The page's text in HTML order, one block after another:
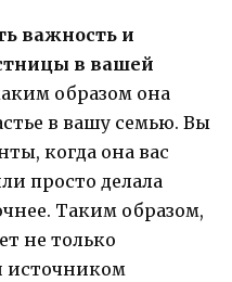
важность и
в вашей
образом она
в вашу семью. Вы
когда она вас
просто делала
Таким образом,
не только
источником